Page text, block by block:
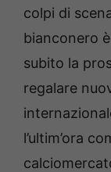
colpi di
bianconero
subito la
regalare
l’ultim’ora